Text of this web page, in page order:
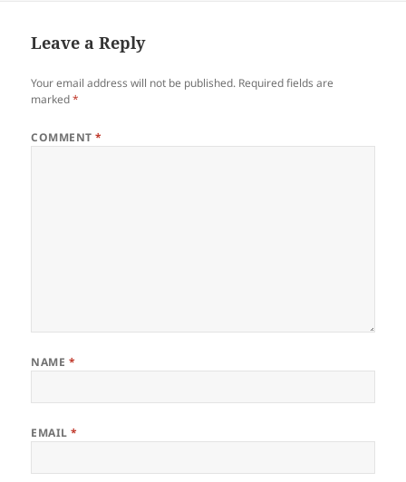
Leave a Reply
Your email address will not be published. Required fields are
marked*
COMMENT*
NAME *
EMAIL*